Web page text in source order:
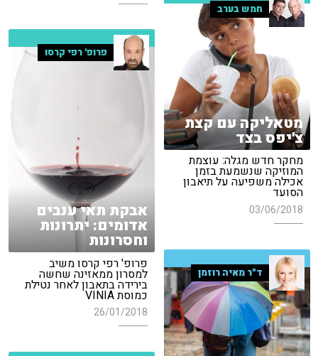
חמש בערב
מטאליקה עם קצת
צ'יפס בצד
מחקר חדש מגלה: עוצמת
המוזיקה שנשמעת בזמן
אכילה משפיעה על תיאבון
הסועד
03/06/2018
פרופ' רפי קרסו
אבקת תאי ענבים
אדומים: יתרונות
וחסרונות
פרופ' רפי קרסו משיב
למסרון ממאזינה שחשה
בירידה בתאבון לאחר נטילת
כמוסת VINIA
26/01/2018
ד"ר מאיה רוזמן